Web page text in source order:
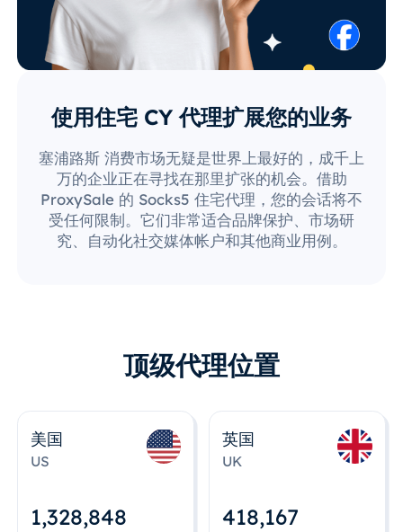
使用住宅 CY 代理扩展您的业务
塞浦路斯 消费市场无疑是世界上最好的，成千上
万的企业正在寻找在那里扩张的机会。借助
ProxySale 的 Socks5 住宅代理，您的会话将不
受任何限制。它们非常适合品牌保护、市场研
究、自动化社交媒体帐户和其他商业用例。
顶级代理位置
美国
US
1,328,848
英国
UK
418,167